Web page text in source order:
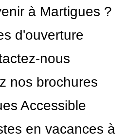
à Martigues ?
d'ouverture
nous
nos brochures
Accessible
en vacances à